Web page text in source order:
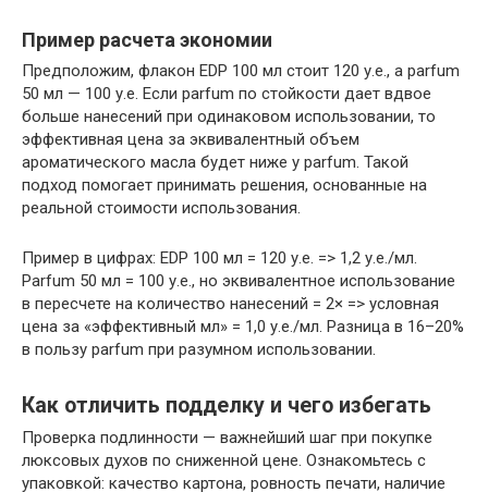
Пример расчета экономии
Предположим, флакон EDP 100 мл стоит 120 у.е., а parfum
50 мл — 100 у.е. Если parfum по стойкости дает вдвое
больше нанесений при одинаковом использовании, то
эффективная цена за эквивалентный объем
ароматического масла будет ниже у parfum. Такой
подход помогает принимать решения, основанные на
реальной стоимости использования.
Пример в цифрах: EDP 100 мл = 120 у.е. => 1,2 у.е./мл.
Parfum 50 мл = 100 у.е., но эквивалентное использование
в пересчете на количество нанесений = 2× => условная
цена за «эффективный мл» = 1,0 у.е./мл. Разница в 16–20%
в пользу parfum при разумном использовании.
Как отличить подделку и чего избегать
Проверка подлинности — важнейший шаг при покупке
люксовых духов по сниженной цене. Ознакомьтесь с
упаковкой: качество картона, ровность печати, наличие